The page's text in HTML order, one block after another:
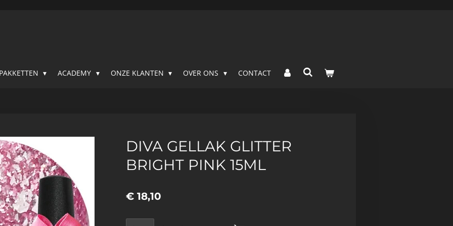
ACADEMY ONZE KLANTEN OVER ONS CONTACT
DIVA GELLAK GLITTER
BRIGHT PINK 15ML
€ 18,10